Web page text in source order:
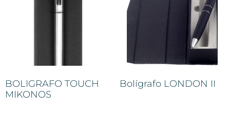
BOLIGRAFO TOUCH
MIKONOS
Bolígrafo LONDON II